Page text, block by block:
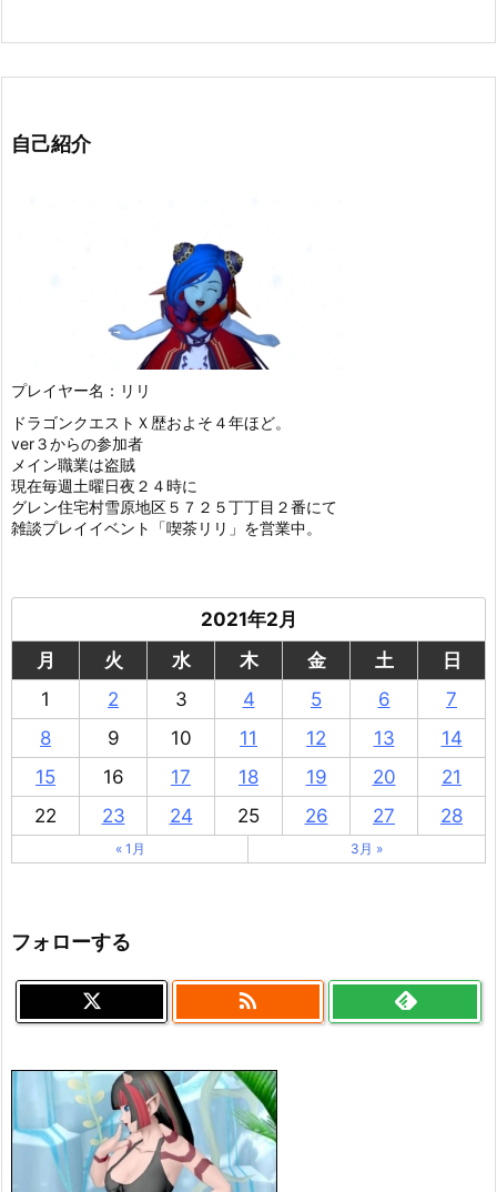
自己紹介
プレイヤー名：リリ
ドラゴンクエストＸ歴およそ４年ほど。
ver３からの参加者
メイン職業は盗賊
現在毎週土曜日夜２４時に
グレン住宅村雪原地区５７２５丁丁目２番にて
雑談プレイイベント「喫茶リリ」を営業中。
2021年2月
月
火 水 木 金 土
日
1
2 3 4 5 6
7
8
9 10 11 12 13
14
15
16 17 18 19 20
21
22
23 24 25 26 27 28
« 1月 3月 »
フォローする
